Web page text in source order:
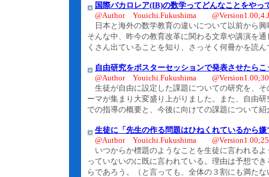
国際バカロレア(IB)の数学ってどんなことをや
@Author Youichi.Fukushima
日本と海外の数学教育の違いについて以前から
そんな中、昨今の教育改革に関わる文章や講演を
くさん出ていることを知り、さっそく何冊かを読
自由研究をポスターセッションで発表させたらこ
@Author Youichi.Fukushima
生徒が自由に設定した課題についての研究を、
ーマが集まり大変盛り上がりました。また、自由
での指導の概要と、今後に向けての課題について紹
生徒に「先生の作る問題はひねくれているから
@Author Youichi.Fukushima
いつからか標題のようなことを生徒に言われる
っていないのに既に言われている。理由は予想で
らであろう。（と言っても、全体の３割にも満た